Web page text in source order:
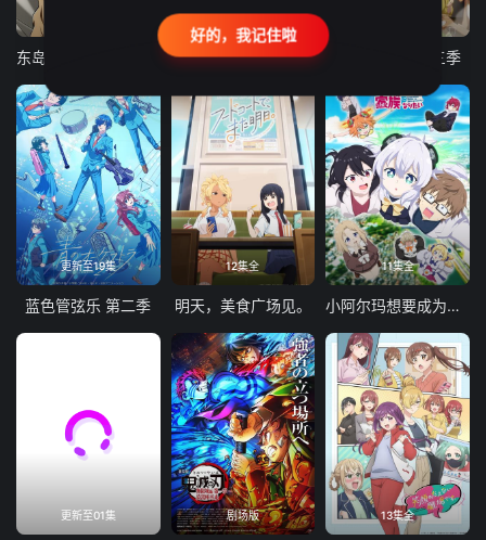
更新至21集
古诺希亚 致不灭的你 第三季
更新至19集
蓝色管弦乐 第二季
12集全
明天，美食广场见。
11集全
小阿尔玛想要成为家人
更新至01集 剧场版 13集全
好的，我记住啦